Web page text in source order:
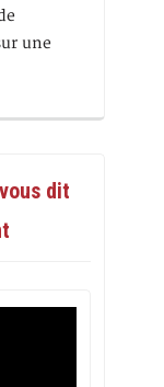
une
dit